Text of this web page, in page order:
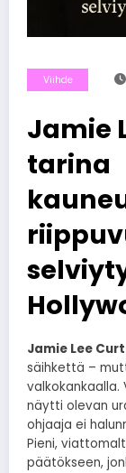
Viihde
Jamie
tarina
Jamie Lee
säihkettä –
valkokankaalla.
näytti olevan
ohjaaja ei
Pieni,
päätökseen,